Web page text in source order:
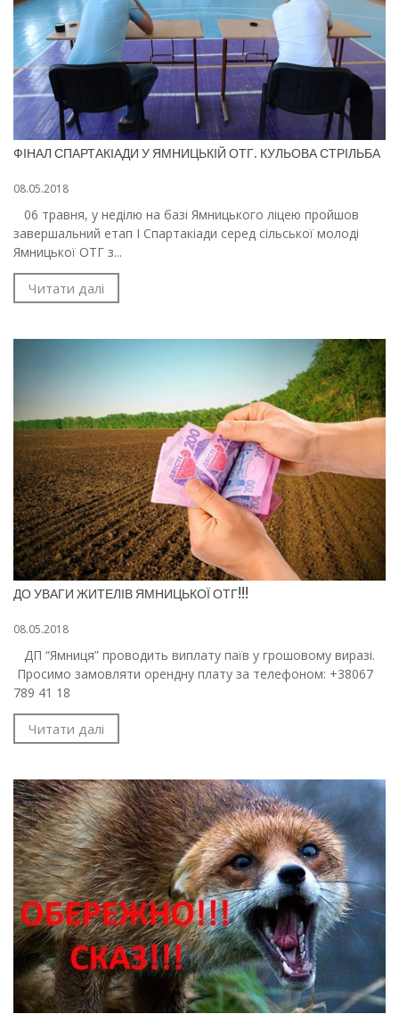
ФІНАЛ СПАРТАКІАДИ У ЯМНИЦЬКІЙ ОТГ. КУЛЬОВА СТРІЛЬБА
08.05.2018
06 травня, у неділю на базі Ямницького ліцею пройшов
завершальний етап І Спартакіади серед сільської молоді
Ямницької ОТГ з...
Читати далі
ДО УВАГИ ЖИТЕЛІВ ЯМНИЦЬКОЇ ОТГ!!!
08.05.2018
ДП “Ямниця” проводить виплату паїв у грошовому виразі.
Просимо замовляти орендну плату за телефоном: +38067
789 41 18
Читати далі